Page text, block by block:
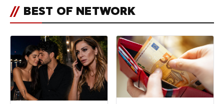
// BEST OF NETWORK